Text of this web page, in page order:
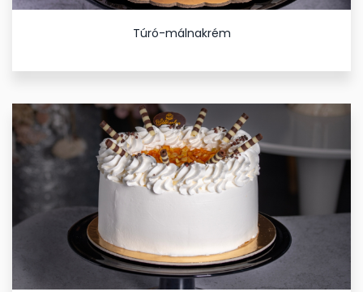
Túró-málnakrém